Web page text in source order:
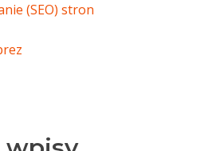
(SEO) stron